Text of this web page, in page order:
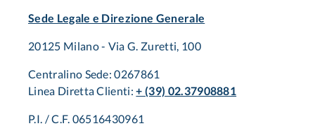
Sede Legale e Direzione Generale
20125 Milano - Via G. Zuretti, 100
Centralino Sede: 0267861
Linea Diretta Clienti:+ (39) 02.37908881
P.I. / C.F. 06516430961